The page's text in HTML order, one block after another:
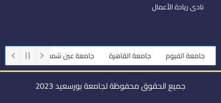
نادى ريادة الأعمال
جامعة الفيوم جامعة القاهرة جامعة عين شمس جامعة
جميع الحقوق محفوظة لجامعة بورسعيد 2023